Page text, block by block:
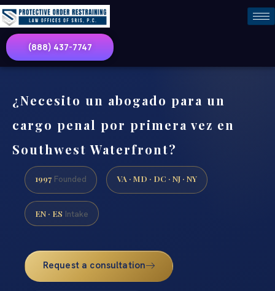
(888) 437-7747
¿Necesito un abogado para un
cargo penal por primera vez en
Southwest Waterfront?
1997 Founded VA · MD · DC · NJ · NY
EN · ES Intake
Request a consultation